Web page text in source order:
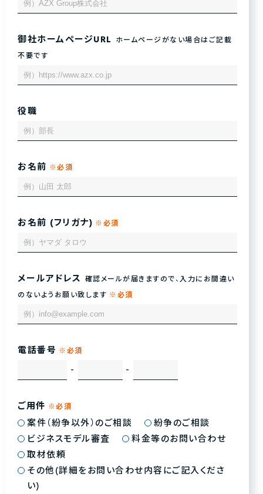
御社ホームページURL ホームページがない場合はご記載
不要です
役職
お名前
お名前 (フリガナ)
メールアドレス 確認メールが届きますので、入力にお間違い
のないようお願い致します
電話番号
-
-
ご用件
案件（紛争以外）のご相談
紛争のご相談
ビジネスモデル審査
料金等のお問い合わせ
取材依頼
その他(詳細をお問い合わせ内容にご記入くださ
い)